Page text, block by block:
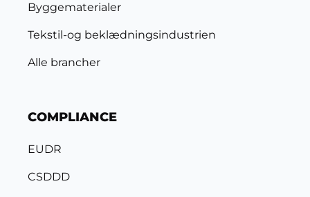
Byggematerialer
Tekstil-og beklædningsindustrien
Alle brancher
COMPLIANCE
EUDR
CSDDD